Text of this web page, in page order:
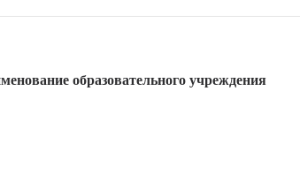
образовательного учреждения